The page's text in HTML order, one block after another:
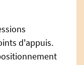
d'appuis.